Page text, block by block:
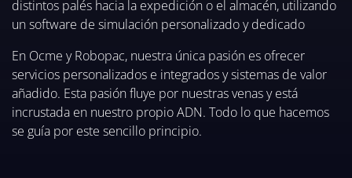
distintos palés hacia la expedición o el almacén, utilizando
un software de simulación personalizado y dedicado
En Ocme y Robopac, nuestra única pasión es ofrecer
servicios personalizados e integrados y sistemas de valor
añadido. Esta pasión fluye por nuestras venas y está
incrustada en nuestro propio ADN. Todo lo que hacemos
se guía por este sencillo principio.